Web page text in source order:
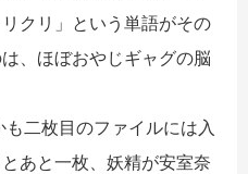
クリ」という単語がその
、ほぼおやじギャグの脳
二枚目のファイルには入
あと一枚、妖精が安室奈